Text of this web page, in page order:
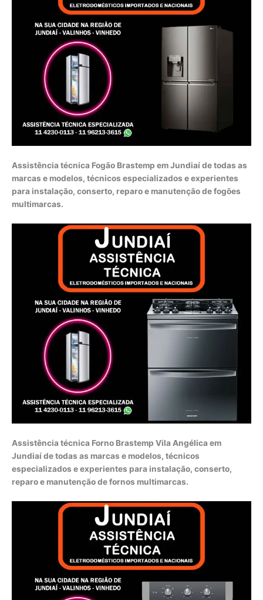
Assistência técnica Fogão Brastemp em Jundiaí de todas as
marcas e modelos, técnicos especializados e experientes
para instalação, conserto, reparo e manutenção de fogões
multimarcas.
Assistência técnica Forno Brastemp Vila Angélica em
Jundiaí de todas as marcas e modelos, técnicos
especializados e experientes para instalação, conserto,
reparo e manutenção de fornos multimarcas.